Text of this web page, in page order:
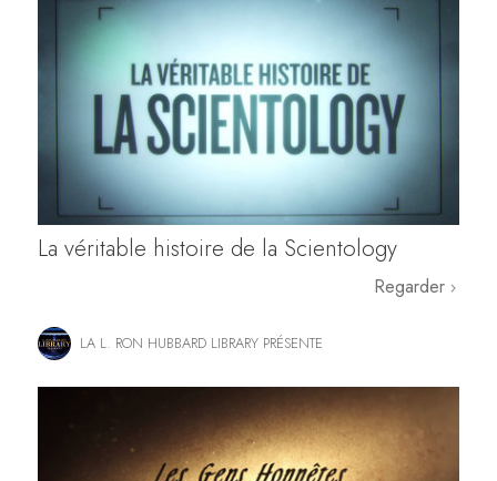
La véritable histoire de la Scientology
Regarder
LA L. RON HUBBARD LIBRARY PRÉSENTE